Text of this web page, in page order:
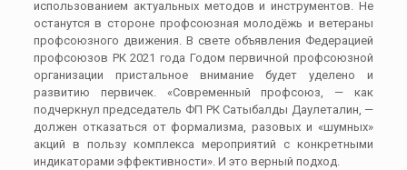
использованием актуальных методов и инструментов. Не
останутся в стороне профсоюзная молодёжь и ветераны
профсоюзного движения. В свете объявления Федерацией
профсоюзов РК 2021 года Годом первичной профсоюзной
организации пристальное внимание будет уделено и
развитию первичек. «Современный профсоюз, — как
подчеркнул председатель ФП РК Сатыбалды Даулеталин, —
должен отказаться от формализма, разовых и «шумных»
акций в пользу комплекса мероприятий с конкретными
индикаторами эффективности». И это верный подход.